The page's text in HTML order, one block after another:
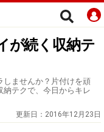
が続く収納テ
しませんか？片付けを頑
テクで、今日からキレ
更新日： 2016年12月23日